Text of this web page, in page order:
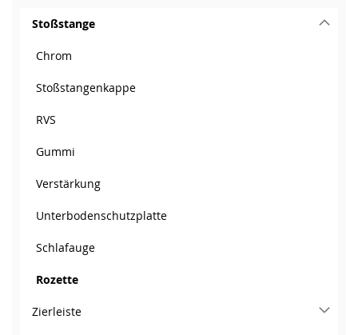
Stoßstange
Chrom
Stoßstangenkappe
RVS
Gummi
Verstärkung
Unterbodenschutzplatte
Schlafauge
Rozette
Zierleiste